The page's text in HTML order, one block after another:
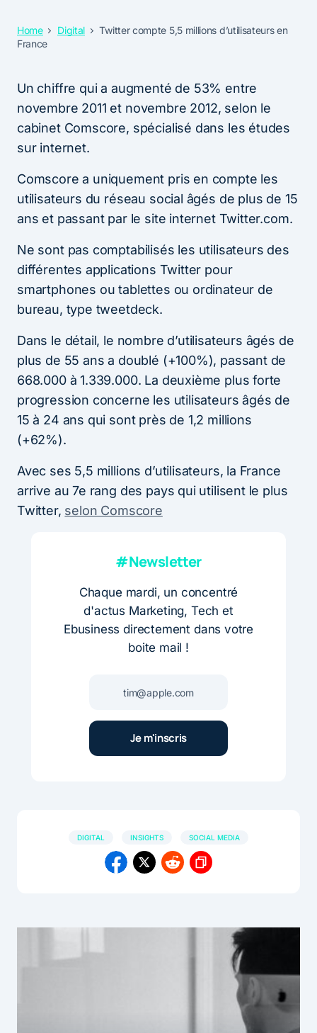
Home Digital
Twitter compte 5,5 millions d’utilisateurs en
France
Un chiffre qui a augmenté de 53% entre
novembre 2011 et novembre 2012, selon le
cabinet Comscore, spécialisé dans les études
sur internet.
Comscore a uniquement pris en compte les
utilisateurs du réseau social âgés de plus de 15
ans et passant par le site internet Twitter.com.
Ne sont pas comptabilisés les utilisateurs des
différentes applications Twitter pour
smartphones ou tablettes ou ordinateur de
bureau, type tweetdeck.
Dans le détail, le nombre d’utilisateurs âgés de
plus de 55 ans a doublé (+100%), passant de
668.000 à 1.339.000. La deuxième plus forte
progression concerne les utilisateurs âgés de
15 à 24 ans qui sont près de 1,2 millions
(+62%).
Avec ses 5,5 millions d’utilisateurs, la France
arrive au 7e rang des pays qui utilisent le plus
Twitter, selon Comscore
#Newsletter
Chaque mardi, un concentré
d'actus Marketing, Tech et
Ebusiness directement dans votre
boite mail !
DIGITAL INSIGHTS SOCIAL MEDIA